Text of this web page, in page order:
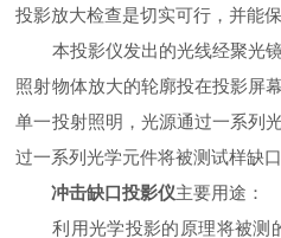
投影放大检查是切实可行，并能
本投影仪发出的光线经聚光镜
照射物体放大的轮廓投在投影屏
单一投射照明，光源通过一系列
过一系列光学元件将被测试样缺
冲击缺口投影仪主要用途：
利用光学投影的原理将被测